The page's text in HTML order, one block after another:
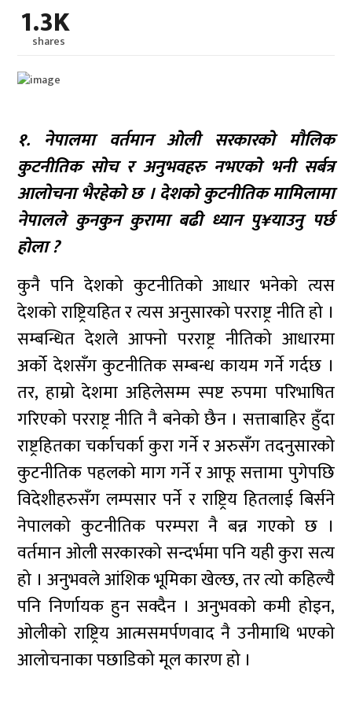
1.3K
shares
१. नेपालमा वर्तमान ओली सरकारको मौलिक
कुटनीतिक सोच र अनुभवहरु नभएको भनी सर्बत्र
आलोचना भैरहेको छ । देशको कुटनीतिक मामिलामा
नेपालले कुनकुन कुरामा बढी ध्यान पु¥याउनु पर्छ
होला ?
कुनै पनि देशको कुटनीतिको आधार भनेको त्यस
देशको राष्ट्रियहित र त्यस अनुसारको परराष्ट्र नीति हो ।
सम्बन्धित देशले आफ्नो परराष्ट्र नीतिको आधारमा
अर्को देशसँग कुटनीतिक सम्बन्ध कायम गर्ने गर्दछ ।
तर, हाम्रो देशमा अहिलेसम्म स्पष्ट रुपमा परिभाषित
गरिएको परराष्ट्र नीति नै बनेको छैन । सत्ताबाहिर हुँदा
राष्ट्रहितका चर्काचर्का कुरा गर्ने र अरुसँग तदनुसारको
कुटनीतिक पहलको माग गर्ने र आफू सत्तामा पुगेपछि
विदेशीहरुसँग लम्पसार पर्ने र राष्ट्रिय हितलाई बिर्सने
नेपालको कुटनीतिक परम्परा नै बन्न गएको छ ।
वर्तमान ओली सरकारको सन्दर्भमा पनि यही कुरा सत्य
हो । अनुभवले आंशिक भूमिका खेल्छ, तर त्यो कहिल्यै
पनि निर्णायक हुन सक्दैन । अनुभवको कमी होइन,
ओलीको राष्ट्रिय आत्मसमर्पणवाद नै उनीमाथि भएको
आलोचनाका पछाडिको मूल कारण हो ।